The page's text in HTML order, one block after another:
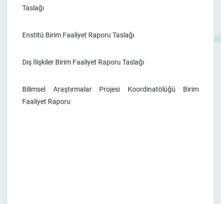
Taslağı
Enstitü Birim Faaliyet Raporu Taslağı
Dış İlişkiler Birim Faaliyet Raporu Taslağı
Bilimsel Araştırmalar Projesi Koordinatölüğü Birim
Faaliyet Raporu